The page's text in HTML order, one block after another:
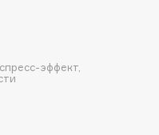
эффект,